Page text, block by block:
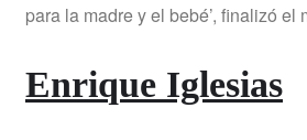
para la madre y el bebé’, finalizó el
Enrique Iglesias